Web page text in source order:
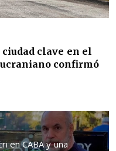
clave en el
confirmó
en CABA y una